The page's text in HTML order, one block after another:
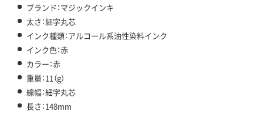
ブランド：マジックインキ
太さ：細字丸芯
インク種類：アルコール系油性染料インク
インク色：赤
カラー：赤
重量：11（g）
線幅：細字丸芯
長さ：148mm